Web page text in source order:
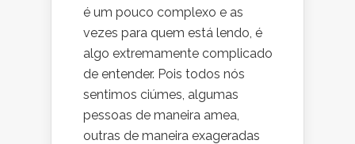
é um pouco complexo e as
vezes para quem está lendo, é
algo extremamente complicado
de entender. Pois todos nós
sentimos ciúmes, algumas
pessoas de maneira amea,
outras de maneira exageradas